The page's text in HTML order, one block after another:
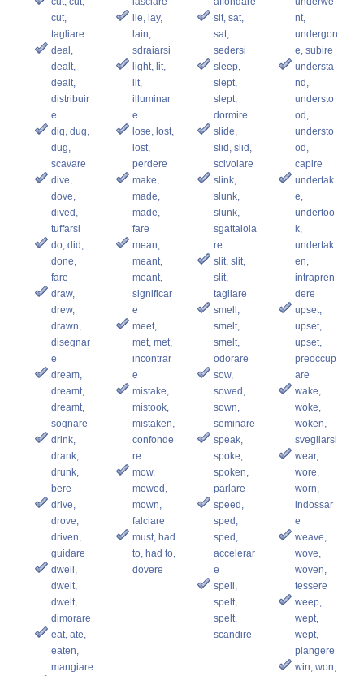
cut,
tagliare
deal,
dealt,
dealt,
distribuir
e
dig, dug,
dug,
scavare
dive,
dove,
dived,
tuffarsi
do, did,
done,
fare
draw,
drew,
drawn,
disegnar
e
dream,
dreamt,
dreamt,
sognare
drink,
drank,
drunk,
bere
drive,
drove,
driven,
guidare
dwell,
dwelt,
dwelt,
dimorare
eat, ate,
eaten,
mangiare
lie, lay,
lain,
sdraiarsi
light, lit,
lit,
illuminar
e
lose, lost,
lost,
perdere
make,
made,
made,
fare
mean,
meant,
meant,
significar
e
meet,
met, met,
incontrar
e
mistake,
mistook,
mistaken,
confonde
re
mow,
mowed,
mown,
falciare
must, had
to, had to,
dovere
sit, sat,
sat,
sedersi
sleep,
slept,
slept,
dormire
slide,
slid, slid,
scivolare
slink,
slunk,
slunk,
sgattaiola
re
slit, slit,
slit,
tagliare
smell,
smelt,
smelt,
odorare
sow,
sowed,
sown,
seminare
speak,
spoke,
spoken,
parlare
speed,
sped,
sped,
accelerar
e
spell,
spelt,
spelt,
scandire
nt,
undergon
e, subire
understa
nd,
understo
od,
understo
od,
capire
undertak
e,
undertoo
k,
undertak
en,
intrapren
dere
upset,
upset,
upset,
preoccup
are
wake,
woke,
woken,
svegliarsi
wear,
wore,
worn,
indossar
e
weave,
wove,
woven,
tessere
weep,
wept,
wept,
piangere
win, won,